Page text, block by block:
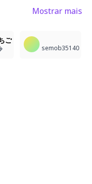
Mostrar mais
ご
semob35140